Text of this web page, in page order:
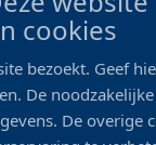
125a
42
cookies
bezoekt. Geef
De
De overige